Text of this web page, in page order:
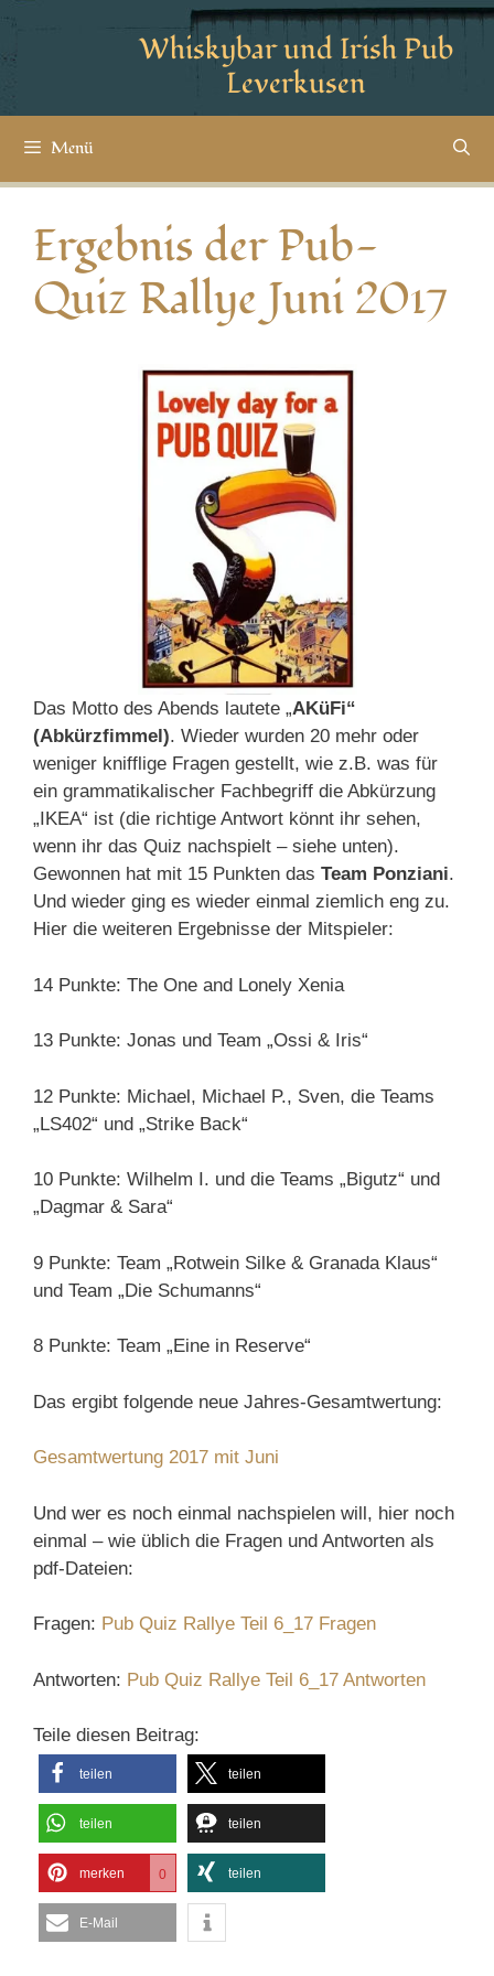
Whiskybar und Irish Pub
Leverkusen
Menü
Ergebnis der Pub-
Quiz Rallye Juni 2017
Das Motto des Abends lautete „AKüFi“
(Abkürzfimmel). Wieder wurden 20 mehr oder
weniger knifflige Fragen gestellt, wie z.B. was für
ein grammatikalischer Fachbegriff die Abkürzung
„IKEA“ ist (die richtige Antwort könnt ihr sehen,
wenn ihr das Quiz nachspielt – siehe unten).
Gewonnen hat mit 15 Punkten das Team Ponziani.
Und wieder ging es wieder einmal ziemlich eng zu.
Hier die weiteren Ergebnisse der Mitspieler:
14 Punkte: The One and Lonely Xenia
13 Punkte: Jonas und Team „Ossi & Iris“
12 Punkte: Michael, Michael P., Sven, die Teams
„LS402“ und „Strike Back“
10 Punkte: Wilhelm I. und die Teams „Bigutz“ und
„Dagmar & Sara“
9 Punkte: Team „Rotwein Silke & Granada Klaus“
und Team „Die Schumanns“
8 Punkte: Team „Eine in Reserve“
Das ergibt folgende neue Jahres-Gesamtwertung:
Gesamtwertung 2017 mit Juni
Und wer es noch einmal nachspielen will, hier noch
einmal – wie üblich die Fragen und Antworten als
pdf-Dateien:
Fragen: Pub Quiz Rallye Teil 6_17 Fragen
Antworten: Pub Quiz Rallye Teil 6_17 Antworten
Teile diesen Beitrag:
teilen teilen
teilen teilen
merken 0 teilen
E-Mail